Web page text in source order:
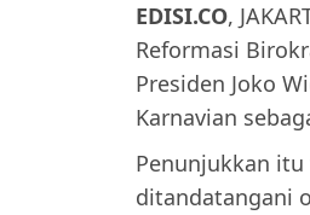
EDISI.CO,
Reformasi
Presiden Joko
Karnavian
Penunjukkan
ditandatangani